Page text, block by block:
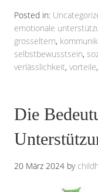
Posted in:
emotionale
grosseltern,
selbstbewusstsein,
verlässlichkeit, vorteile,
Die
20 März 2024 by